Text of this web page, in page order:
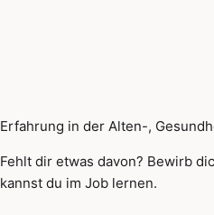
Erfahrung in der Alten-,
Fehlt dir etwas davon? Bewirb
kannst du im Job lernen.